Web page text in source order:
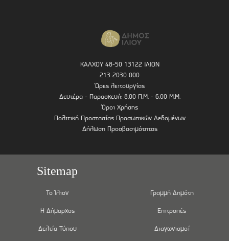
ΚΑΛΧΟΥ 48-50 13122 ΙΛΙΟΝ
213 2030 000
Ώρες λειτουργίας
Δευτέρα - Παρασκευή: 8.00 Π.Μ. - 6.00 Μ.Μ.
Όροι Χρήσης
Πολιτική Προστασίας Προσωπικών Δεδομένων
Δήλωση Προσβασιμότητας
Sitemap
Το Ίλιον
Η Δήμαρχος
Δελτία Τύπου
Γραμμή Δημότη
Επιτροπές
Διαγωνισμοί